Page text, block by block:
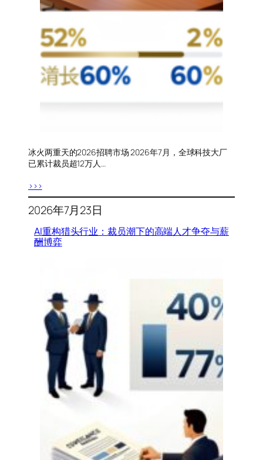
冰火两重天的2026招聘市场 2026年7月，全球科技大厂
已累计裁员超12万人…
>>>
2026年7月23日
AI重构猎头行业：裁员潮下的高端人才争夺与薪
酬博弈